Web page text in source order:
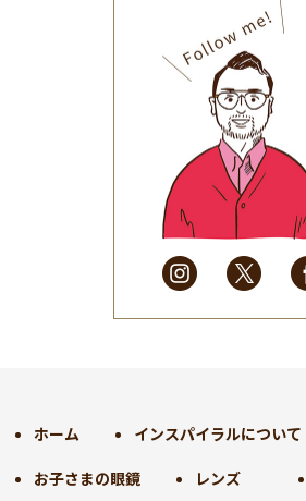
(32)
2025年9月(30)
2025年8月(31)
2025年7月(37)
2025年6月(48)
2025年5月
(41)
2025年4月
(32)
2025年3月(31)
2025年2月
(28)
2024年9月(30)
2024年7月(31)
ホーム インスパイラルについて
お子さまの眼鏡 レンズ